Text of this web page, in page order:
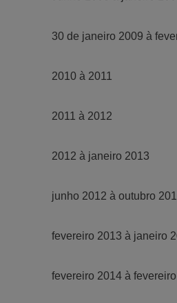
30 de janeiro 2009 à
2010 à 2011
2011 à 2012
2012 à janeiro 2013
junho 2012 à outubro
fevereiro 2013 à janeiro
fevereiro 2014 à